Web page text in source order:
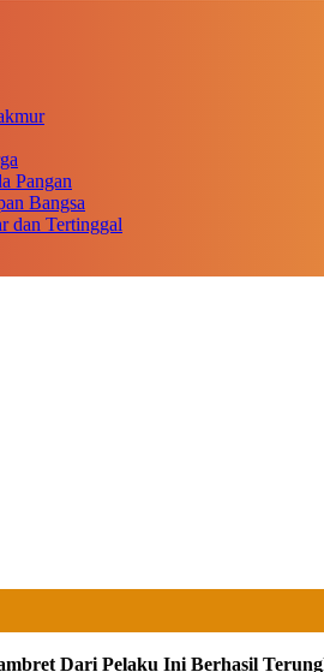
Pangan
Bangsa
dan Tertinggal
Dari Pelaku Ini Berhasil